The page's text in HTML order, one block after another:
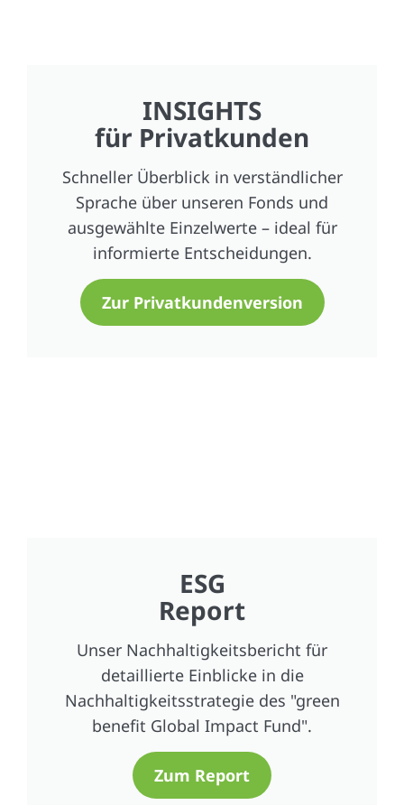
INSIGHTS
für Privatkunden
Schneller Überblick in verständlicher
Sprache über unseren Fonds und
ausgewählte Einzelwerte – ideal für
informierte Entscheidungen.
Zur Privatkundenversion
ESG
Report
Unser Nachhaltigkeitsbericht für
detaillierte Einblicke in die
Nachhaltigkeitsstrategie des "green
benefit Global Impact Fund".
Zum Report